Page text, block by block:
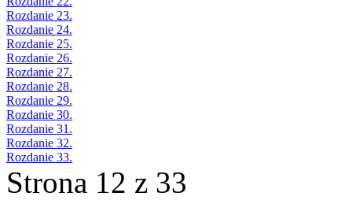
Rozdanie 23.
Rozdanie 24.
Rozdanie 25.
Rozdanie 26.
Rozdanie 27.
Rozdanie 28.
Rozdanie 29.
Rozdanie 30.
Rozdanie 31.
Rozdanie 32.
Rozdanie 33.
Strona 12 z 33